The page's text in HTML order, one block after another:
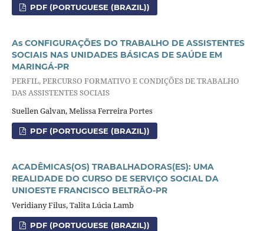
PDF (PORTUGUESE (BRAZIL))
As CONFIGURAÇÕES DO TRABALHO DE ASSISTENTES
SOCIAIS NAS UNIDADES BÁSICAS DE SAÚDE EM
MARINGÁ-PR
PERFIL, PERCURSO FORMATIVO E CONDIÇÕES DE TRABALHO
DAS ASSISTENTES SOCIAIS
Suellen Galvan, Melissa Ferreira Portes
PDF (PORTUGUESE (BRAZIL))
ACADÊMICAS(OS) TRABALHADORAS(ES): UMA
REALIDADE DO CURSO DE SERVIÇO SOCIAL DA
UNIOESTE FRANCISCO BELTRÃO-PR
Veridiany Filus, Talita Lúcia Lamb
PDF (PORTUGUESE (BRAZIL))